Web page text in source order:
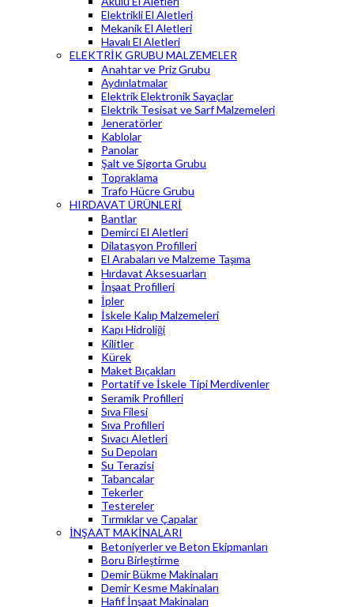
Elektrikli El Aletleri
Mekanik El Aletleri
Havalı El Aletleri
ELEKTRİK GRUBU MALZEMELER
Anahtar ve Priz Grubu
Aydınlatmalar
Elektrik Elektronik Sayaçlar
Elektrik Tesisat ve Sarf Malzemeleri
Jeneratörler
Kablolar
Panolar
Şalt ve Sigorta Grubu
Topraklama
Trafo Hücre Grubu
HIRDAVAT ÜRÜNLERİ
Bantlar
Demirci El Aletleri
Dilatasyon Profilleri
El Arabaları ve Malzeme Taşıma
Hırdavat Aksesuarları
İnşaat Profilleri
İpler
İskele Kalıp Malzemeleri
Kapı Hidroliği
Kilitler
Kürek
Maket Bıçakları
Portatif ve İskele Tipi Merdivenler
Seramik Profilleri
Sıva Filesi
Sıva Profilleri
Sıvacı Aletleri
Su Depoları
Su Terazisi
Tabancalar
Tekerler
Testereler
Tırmıklar ve Çapalar
İNŞAAT MAKİNALARI
Betoniyerler ve Beton Ekipmanları
Boru Birleştirme
Demir Bükme Makinaları
Demir Kesme Makinaları
Hafif İnşaat Makinaları